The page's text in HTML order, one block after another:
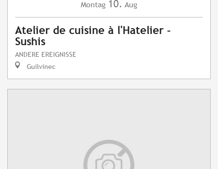
Montag 10. Aug
Atelier de cuisine à l'Hatelier -
Sushis
ANDERE EREIGNISSE
Guilvinec